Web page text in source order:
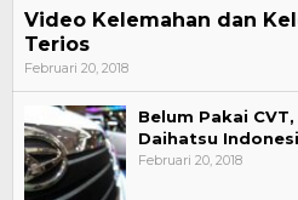
Video Kelemahan dan
Terios
Februari 20, 2018
Belum Pakai
Daihatsu
Februari 20, 2018